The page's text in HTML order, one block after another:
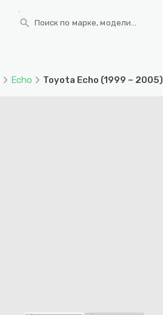
search Поиск по марке, модели...
Echo Toyota Echo (1999 – 2005)